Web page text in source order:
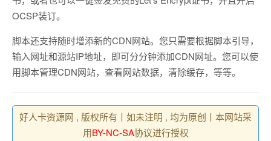
OCSP装订。
脚本还支持随时增添新的CDN网站。您只需要根据脚本引导，
输入网址和源站IP地址，即可分分钟添加CDN网址。您可以使
用脚本管理CDN网站，查看网站数据，清除缓存，等等。
好人卡资源网 , 版权所有丨如未注明 , 均为原创丨本网站采
用BY-NC-SA协议进行授权